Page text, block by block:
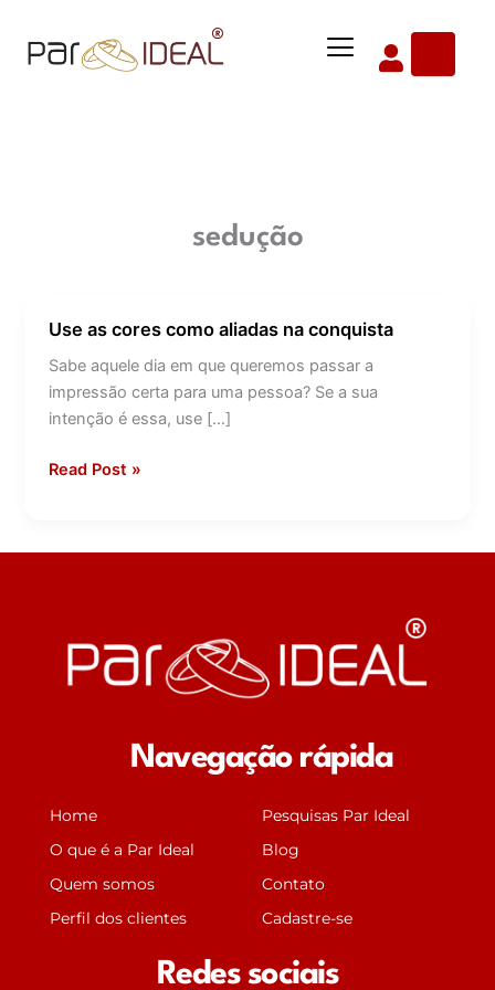
para
Menu
sedução
Use as cores como aliadas na conquista
Sabe aquele dia em que queremos passar a
impressão certa para uma pessoa? Se a sua
intenção é essa, use […]
Use
as
cores
como
na
Read Post »
Navegação rápida
Home
O que é a Par Ideal
Quem somos
Perfil dos clientes
Pesquisas Par Ideal
Blog
Contato
Cadastre-se
Redes sociais